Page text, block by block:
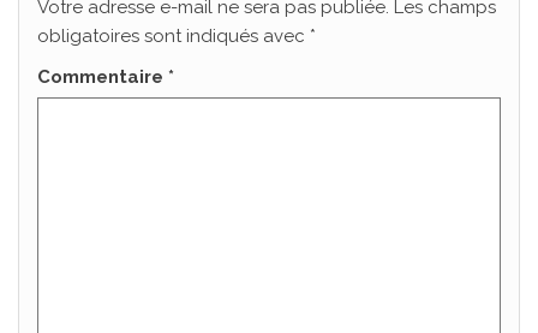
Votre adresse e-mail ne sera pas publiée. Les champs
obligatoires sont indiqués avec *
Commentaire *